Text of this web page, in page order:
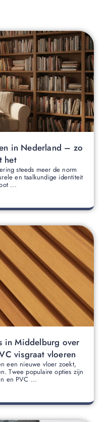
in Nederland – zo
het
steeds meer de norm
en taalkundige identiteit
...
in Middelburg over
visgraat vloeren
een nieuwe vloer zoekt,
Twee populaire opties zijn
en PVC ...